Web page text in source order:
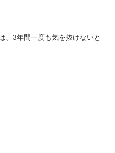
、3年間一度も気を抜けないと